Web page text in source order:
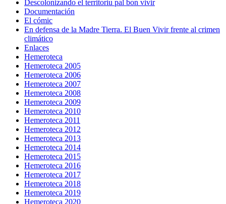
Descolonizando el territoriu pal bon vivir
Documentación
El cómic
En defensa de la Madre Tierra. El Buen Vivir frente al crimen
climático
Enlaces
Hemeroteca
Hemeroteca 2005
Hemeroteca 2006
Hemeroteca 2007
Hemeroteca 2008
Hemeroteca 2009
Hemeroteca 2010
Hemeroteca 2011
Hemeroteca 2012
Hemeroteca 2013
Hemeroteca 2014
Hemeroteca 2015
Hemeroteca 2016
Hemeroteca 2017
Hemeroteca 2018
Hemeroteca 2019
Hemeroteca 2020